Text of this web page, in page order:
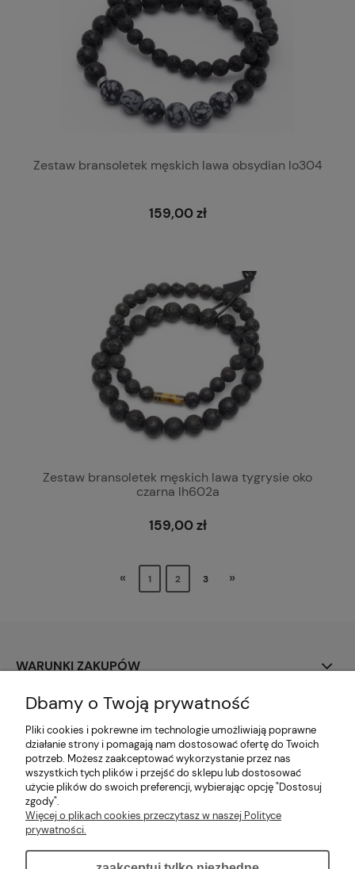
Zestaw bransoletek męskich lawa obsydian lo304
159,00 zł
Zestaw bransoletek męskich lawa tygrysie oko
czarna lh602a
159,00 zł
« 1 2 3 »
WARUNKI ZAKUPÓW
PŁATNOŚCI I DOSTAWA
MOJE KONTO
O NAS
INFORMACJE DODATKOWE
Dbamy o Twoją prywatność
Pliki cookies i pokrewne im technologie umożliwiają poprawne
działanie strony i pomagają nam dostosować ofertę do Twoich
potrzeb. Możesz zaakceptować wykorzystanie przez nas
wszystkich tych plików i przejść do sklepu lub dostosować
użycie plików do swoich preferencji, wybierając opcję "Dostosuj
zgody".
Więcej o plikach cookies przeczytasz w naszej Polityce
prywatności.